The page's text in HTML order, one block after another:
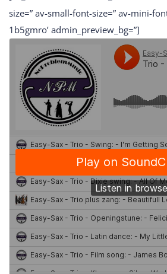
size=” av-small-font-size=” av-mini-
1b5gmro’ admin_preview_bg=”]